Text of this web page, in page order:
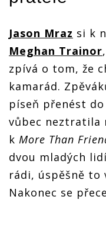
Jason Mraz si k
Meghan Trainor
zpívá o tom, že
kamarád.
píseň přenést
vůbec neztratila
k More Than
dvou mladých
rádi, úspěšně to
Nakonec se